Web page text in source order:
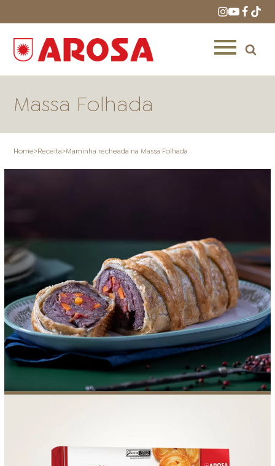
ONDE COMPRAR LOJAS AROSA
DISTRIBUIDORES E
REPRESENTANTES
FOOD SERVICE EMPRESA AGENDA DE CURSOS
INVERNO
Massa Folhada
Home>Receita>Maminha recheada na Massa Folhada